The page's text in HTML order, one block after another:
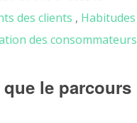
des clients , Habitudes
des consommateurs
que le parcours